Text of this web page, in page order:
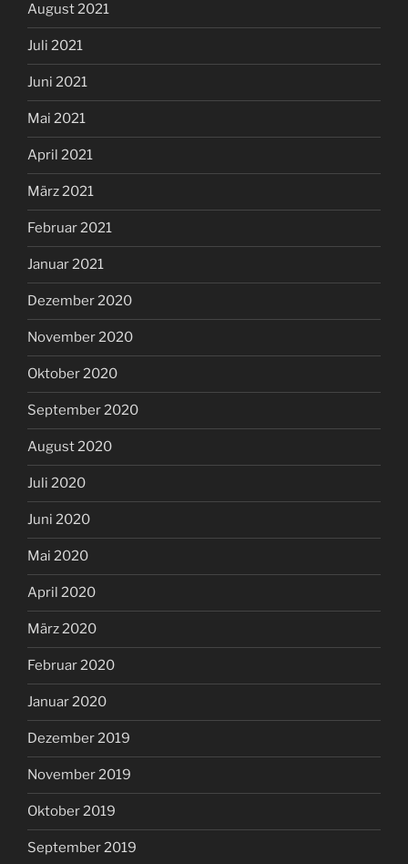
August 2021
Juli 2021
Juni 2021
Mai 2021
April 2021
März 2021
Februar 2021
Januar 2021
Dezember 2020
November 2020
Oktober 2020
September 2020
August 2020
Juli 2020
Juni 2020
Mai 2020
April 2020
März 2020
Februar 2020
Januar 2020
Dezember 2019
November 2019
Oktober 2019
September 2019